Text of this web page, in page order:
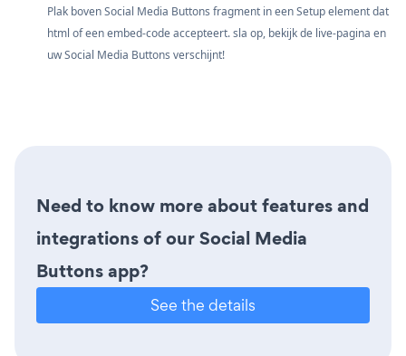
Plak boven Social Media Buttons fragment in een Setup element dat
html of een embed-code accepteert. sla op, bekijk de live-pagina en
uw Social Media Buttons verschijnt!
Need to know more about features and
integrations of our Social Media
Buttons app?
See the details